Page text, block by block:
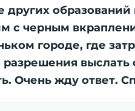
с черным
городе, где
Очень жду ответ.